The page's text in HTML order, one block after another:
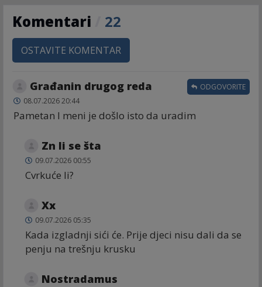
Komentari 22
OSTAVITE KOMENTAR
Građanin drugog reda
08.07.2026 20:44
Pametan I meni je došlo isto da uradim
ODGOVORITE
Zn li se šta
09.07.2026 00:55
Cvrkuće li?
Xx
09.07.2026 05:35
Kada izgladnji sići će. Prije djeci nisu dali da se
penju na trešnju krusku
Nostradamus